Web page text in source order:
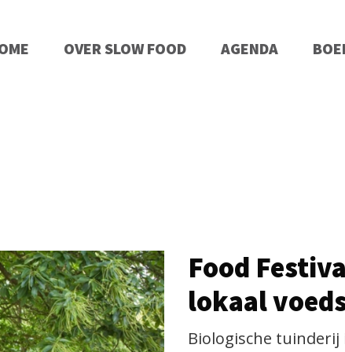
OVER SLOW FOOD AGENDA
Food
lokaal
Biologische